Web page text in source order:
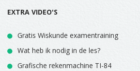
EXTRA VIDEO'S
Gratis Wiskunde examentraining
Wat heb ik nodig in de les?
Grafische rekenmachine TI-84